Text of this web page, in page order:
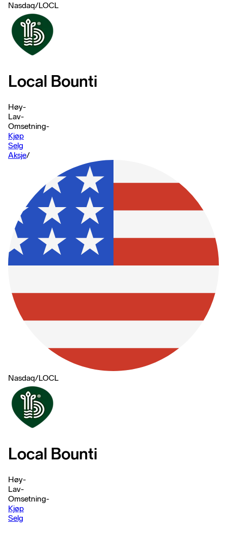
Nasdaq/LOCL
Local Bounti
Høy-
Lav-
Omsetning-
Kjøp
Selg
Aksje/
Nasdaq/LOCL
Local Bounti
Høy-
Lav-
Omsetning-
Kjøp
Selg